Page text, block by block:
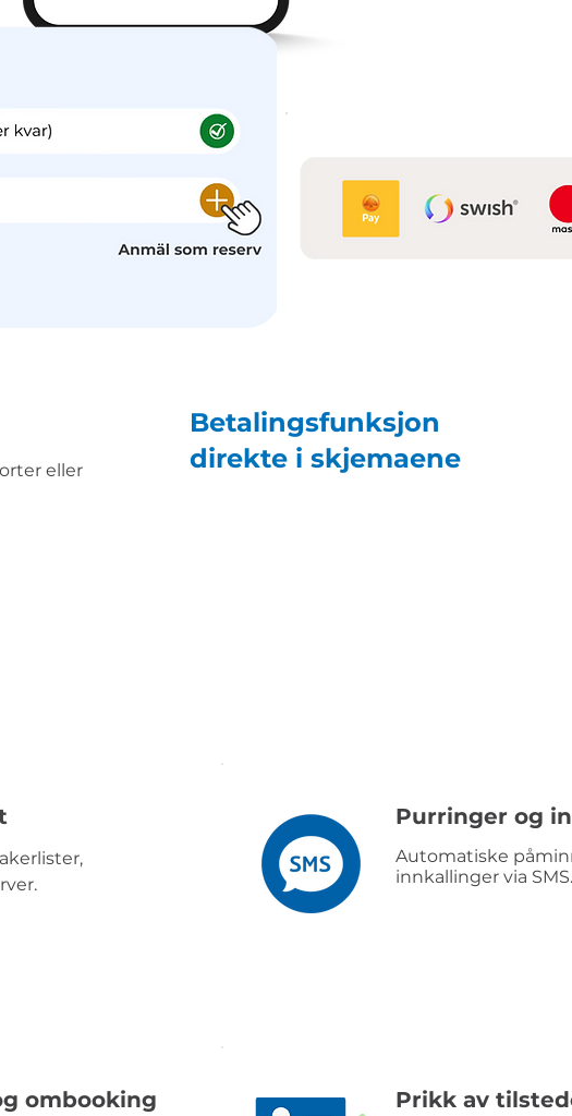
Betalingsfunksjon
direkte i skjemaene
eller
Purringer og
Automatiske
innkallinger via SMS.
ombooking Prikk av